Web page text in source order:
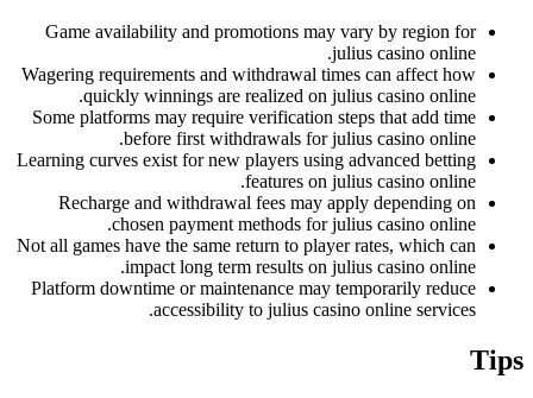
Game availability and promotions may vary by region for
julius casino online.
Wagering requirements and withdrawal times can affect how
quickly winnings are realized on julius casino online.
Some platforms may require verification steps that add time
before first withdrawals for julius casino online.
Learning curves exist for new players using advanced betting
features on julius casino online.
Recharge and withdrawal fees may apply depending on
chosen payment methods for julius casino online.
Not all games have the same return to player rates, which can
impact long term results on julius casino online.
Platform downtime or maintenance may temporarily reduce
accessibility to julius casino online services.
Tips